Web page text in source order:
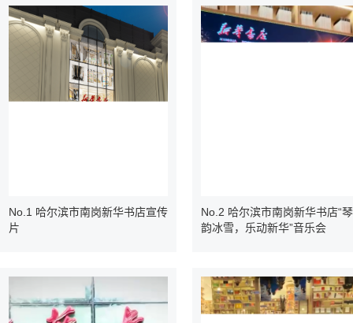
No.1 哈尔滨市南岗新华书店宣传
片
No.2 哈尔滨市南岗新华书店“琴
韵冰雪，乐动新华”音乐会